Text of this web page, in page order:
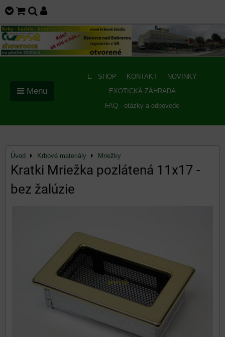
E - SHOP KONTAKT
NOVINKY
EXOTICKÁ ZÁHRADA
FAQ - otázky a odpovede
Menu
Úvod Krbové materiály Mriežky
Kratki Mriežka pozlátená 11x17 -
bez žalúzie